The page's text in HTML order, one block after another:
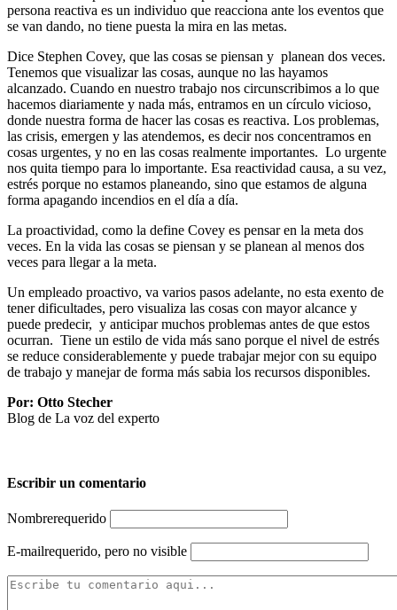
persona reactiva es un individuo que reacciona ante los eventos que
se van dando, no tiene puesta la mira en las metas.
Dice Stephen Covey, que las cosas se piensan y planean dos veces.
Tenemos que visualizar las cosas, aunque no las hayamos
alcanzado. Cuando en nuestro trabajo nos circunscribimos a lo que
hacemos diariamente y nada más, entramos en un círculo vicioso,
donde nuestra forma de hacer las cosas es reactiva. Los problemas,
las crisis, emergen y las atendemos, es decir nos concentramos en
cosas urgentes, y no en las cosas realmente importantes. Lo urgente
nos quita tiempo para lo importante. Esa reactividad causa, a su vez,
estrés porque no estamos planeando, sino que estamos de alguna
forma apagando incendios en el día a día.
La proactividad, como la define Covey es pensar en la meta dos
veces. En la vida las cosas se piensan y se planean al menos dos
veces para llegar a la meta.
Un empleado proactivo, va varios pasos adelante, no esta exento de
tener dificultades, pero visualiza las cosas con mayor alcance y
puede predecir, y anticipar muchos problemas antes de que estos
ocurran. Tiene un estilo de vida más sano porque el nivel de estrés
se reduce considerablemente y puede trabajar mejor con su equipo
de trabajo y manejar de forma más sabia los recursos disponibles.
Por: Otto Stecher
Blog de La voz del experto
Escribir un comentario
Nombrerequerido
E-mailrequerido, pero no visible